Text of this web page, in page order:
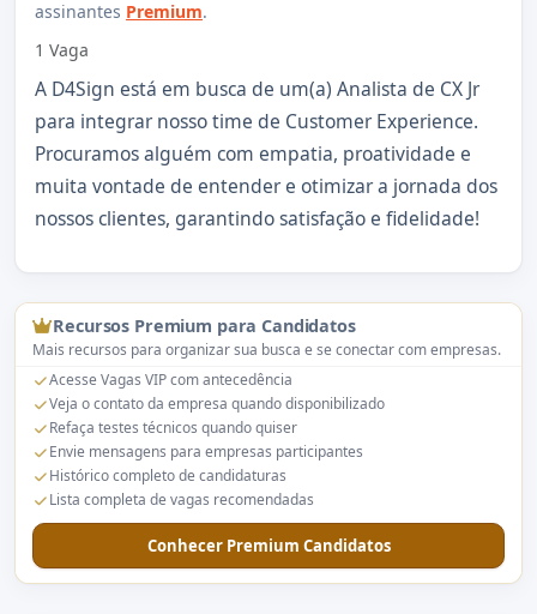
assinantes Premium.
1 Vaga
A D4Sign está em busca de um(a) Analista de CX Jr
para integrar nosso time de Customer Experience.
Procuramos alguém com empatia, proatividade e
muita vontade de entender e otimizar a jornada dos
nossos clientes, garantindo satisfação e fidelidade!
Recursos Premium para Candidatos
Mais recursos para organizar sua busca e se conectar com empresas.
Acesse Vagas VIP com antecedência
Veja o contato da empresa quando disponibilizado
Refaça testes técnicos quando quiser
Envie mensagens para empresas participantes
Histórico completo de candidaturas
Lista completa de vagas recomendadas
Conhecer Premium Candidatos